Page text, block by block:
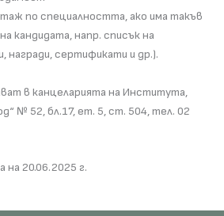
по специалността, ако има такъв
кандидата, напр. списък на
награди, сертификати и др.).
в канцеларията на Института,
№ 52, бл.17, ет. 5, ст. 504, тел. 02
на 20.06.2025 г.